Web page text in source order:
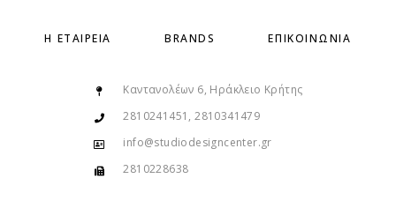
Η ΕΤΑΙΡΕΊΑ BRANDS ΕΠΙΚΟΙΝΩΝΊΑ
Καντανολέων 6, Ηράκλειο Κρήτης
2810241451, 2810341479
info@studiodesigncenter.gr
2810228638